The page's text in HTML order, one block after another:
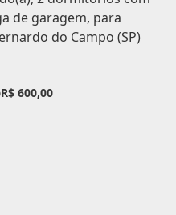
de garagem, para
do Campo (SP)
R$ 600,00